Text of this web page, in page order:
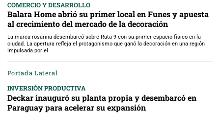
COMERCIO Y DESARROLLO
Balara Home abrió su primer local en Funes y apuesta
al crecimiento del mercado de la decoración
La marca rosarina desembarcó sobre Ruta 9 con su primer espacio físico en la
ciudad. La apertura refleja el protagonismo que ganó la decoración en una región
impulsada por el
Portada Lateral
INVERSIÓN PRODUCTIVA
Deckar inauguró su planta propia y desembarcó en
Paraguay para acelerar su expansión